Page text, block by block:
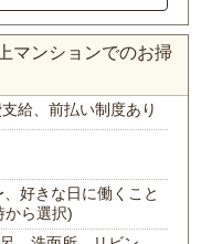
マンションでのお掃
支給、前払い制度あり
好きな日に働くこと
から選択)